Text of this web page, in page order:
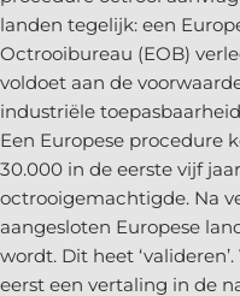
landen tegelijk: een
Octrooibureau (EOB)
voldoet aan de
industriële
Een Europese procedure
30.000 in de eerste vijf
octrooigemachtigde. Na
aangesloten Europese
wordt. Dit heet
eerst een vertaling in de